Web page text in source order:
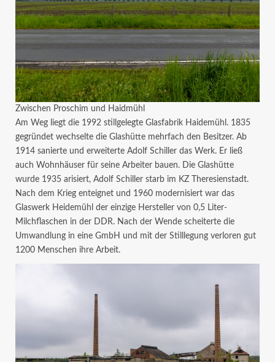
Zwischen Proschim und Haidmühl
Am Weg liegt die 1992 stillgelegte Glasfabrik Haidemühl. 1835
gegründet wechselte die Glashütte mehrfach den Besitzer. Ab
1914 sanierte und erweiterte Adolf Schiller das Werk. Er ließ
auch Wohnhäuser für seine Arbeiter bauen. Die Glashütte
wurde 1935 arisiert, Adolf Schiller starb im KZ Theresienstadt.
Nach dem Krieg enteignet und 1960 modernisiert war das
Glaswerk Heidemühl der einzige Hersteller von 0,5 Liter-
Milchflaschen in der DDR. Nach der Wende scheiterte die
Umwandlung in eine GmbH und mit der Stilllegung verloren gut
1200 Menschen ihre Arbeit.